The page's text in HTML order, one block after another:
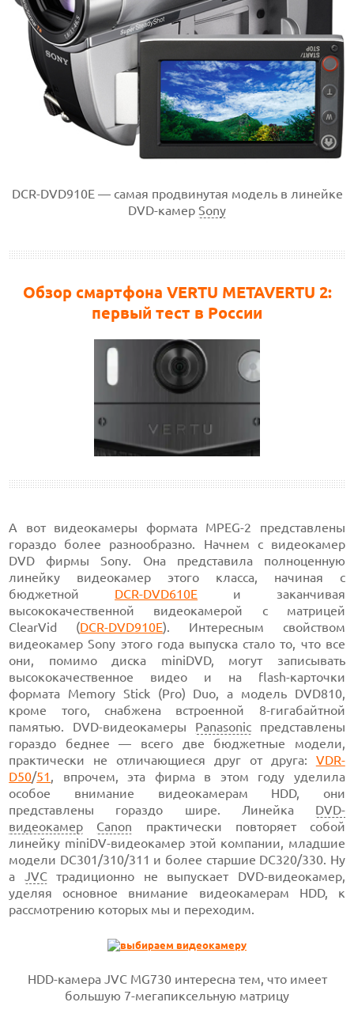
DCR-DVD910E — самая продвинутая модель в линейке
DVD-камер Sony
Обзор смартфона VERTU METAVERTU 2:
первый тест в России
А вот видеокамеры формата MPEG-2 представлены
гораздо более разнообразно. Начнем c видеокамер
DVD фирмы Sony. Она представила полноценную
линейку видеокамер этого класса, начиная с
бюджетной DCR-DVD610E и заканчивая
высококачественной видеокамерой с матрицей
ClearVid (DCR-DVD910E). Интересным свойством
видеокамер Sony этого года выпуска стало то, что все
они, помимо диска miniDVD, могут записывать
высококачественное видео и на flash-карточки
формата Memory Stick (Pro) Duo, а модель DVD810,
кроме того, снабжена встроенной 8-гигабайтной
памятью. DVD-видеокамеры Panasonicпредставлены
гораздо беднее — всего две бюджетные модели,
практически не отличающиеся друг от друга: VDR-
D50/51 , впрочем, эта фирма в этом году уделила
особое внимание видеокамерам HDD, они
представлены гораздо шире. Линейка DVD-
видеокамер
Canon практически повторяет собой
линейку miniDV-видеокамер этой компании, младшие
модели DC301/310/311 и более старшие DC320/330. Ну
а JVCтрадиционно не выпускает DVD-видеокамер,
уделяя основное внимание видеокамерам HDD, к
рассмотрению которых мы и переходим.
HDD-камера JVC MG730 интересна тем, что имеет
большую 7-мегапиксельную матрицу